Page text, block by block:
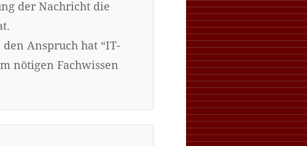
der Nachricht die
Anspruch hat “IT-
nötigen Fachwissen